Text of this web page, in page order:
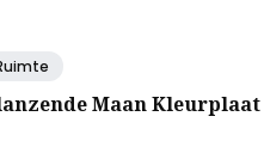
Maan Kleurplaat